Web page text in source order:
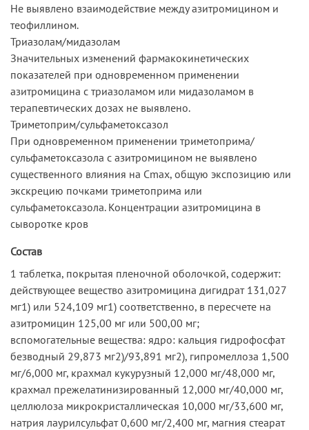
Не выявлено взаимодействие между азитромицином и
теофиллином.
Триазолам/мидазолам
Значительных изменений фармакокинетических
показателей при одновременном применении
азитромицина с триазоламом или мидазоламом в
терапевтических дозах не выявлено.
Триметоприм/сульфаметоксазол
При одновременном применении триметоприма/
сульфаметоксазола с азитромицином не выявлено
существенного влияния на Cmax, общую экспозицию или
экскрецию почками триметоприма или
сульфаметоксазола. Концентрации азитромицина в
сыворотке кров
Состав
1 таблетка, покрытая пленочной оболочкой, содержит:
действующее вещество азитромицина дигидрат 131,027
мг1) или 524,109 мг1) соответственно, в пересчете на
азитромицин 125,00 мг или 500,00 мг;
вспомогательные вещества: ядро: кальция гидрофосфат
безводный 29,873 мг2)/93,891 мг2), гипромеллоза 1,500
мг/6,000 мг, крахмал кукурузный 12,000 мг/48,000 мг,
крахмал прежелатинизированный 12,000 мг/40,000 мг,
целлюлоза микрокристаллическая 10,000 мг/33,600 мг,
натрия лаурилсульфат 0,600 мг/2,400 мг, магния стеарат